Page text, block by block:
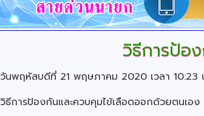
วิธีการป้อ
วันพฤหัสบดีที่ 21 พฤษภาคม 2020 เวลา 10:23
วิธีการป้องกันและควบคุมไข้เลือดออกด้วยตนเอง